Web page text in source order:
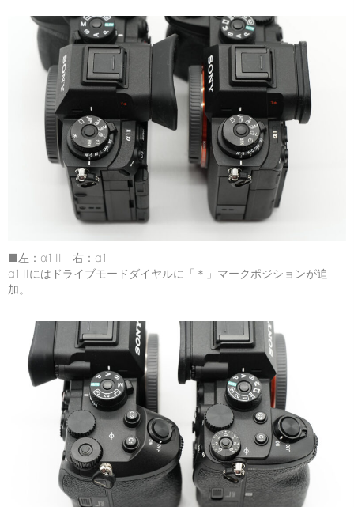
■左：α1 II 右：α1
α1 IIにはドライブモードダイヤルに「＊」マークポジションが追
加。